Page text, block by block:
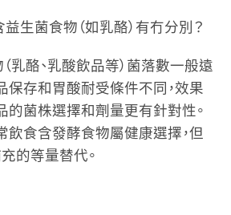
生菌食物（如乳酪）有冇分別？
乳酪、乳酸飲品等）菌落數一般遠
保存和胃酸耐受條件不同，效果
的菌株選擇和劑量更有針對性。
飲食含發酵食物屬健康選擇，但
的等量替代。